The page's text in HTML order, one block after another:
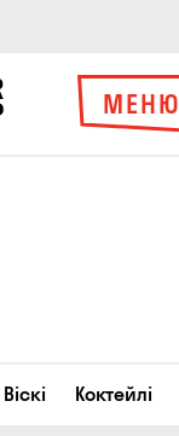
МЕНЮ
Віскі Коктейлі